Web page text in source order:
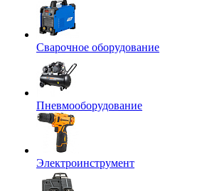
Сварочное оборудование
Пневмооборудование
Электроинструмент